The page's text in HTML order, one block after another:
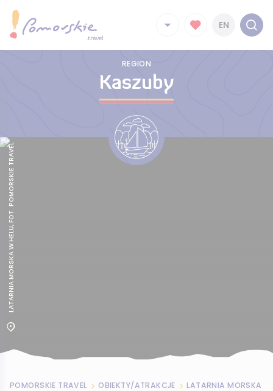
EN
REGION
Kaszuby
LATARNIA MORSKA W HELU, FOT. POMORSKIE TRAVEL
POMORSKIE TRAVEL OBIEKTY/ATRAKCJE